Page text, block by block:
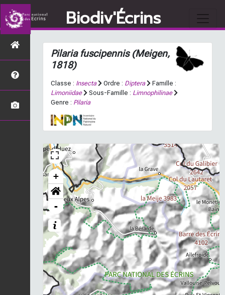
Biodiv'Écrins
Pilaria fuscipennis(Meigen,
1818)
Classe : Insecta Ordre : Diptera
Famille :
Limoniidae
Sous-Famille : Limnophilinae
Genre : Pilaria
+
-